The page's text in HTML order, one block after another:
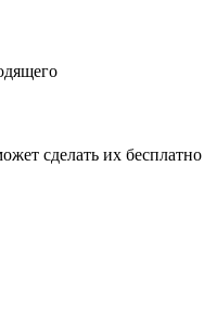
сделать их бесплатно